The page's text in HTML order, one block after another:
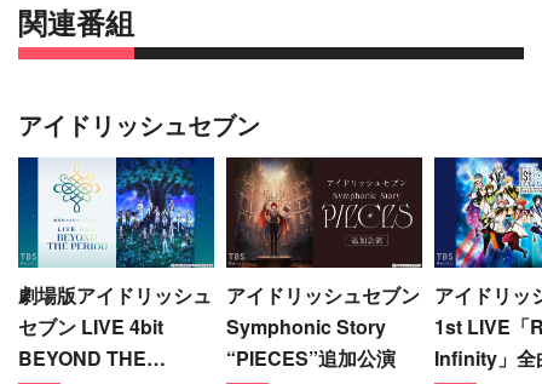
関連番組
アイドリッシュセブン
劇場版アイドリッシュ
セブン LIVE 4bit
BEYOND THE
アイドリッシュセブン
Symphonic Story
“PIECES”追加公演
アイドリッ
1st LIVE「
Infinity」全